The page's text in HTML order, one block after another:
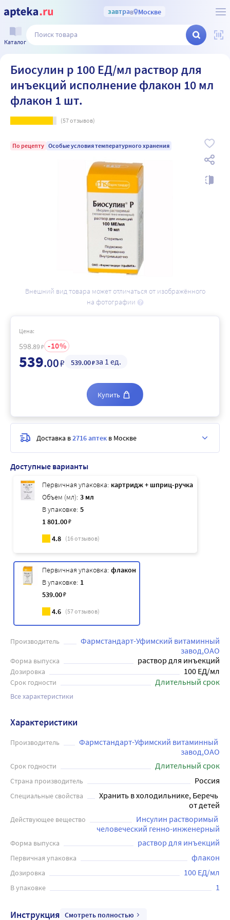
завтрав Москве
Каталог
Биосулин р 100 ЕД/мл раствор для
инъекций исполнение флакон 10 мл
флакон 1 шт.
(57отзывов)
По рецепту Особые условия температурного хранения
Внешний вид товара может отличаться от изображённого
на фотографии
Доступные варианты
Первичная упаковка: картридж + шприц-ручка
Объем (мл): 3 мл
В упаковке: 5
1 801.00₽
4.8 (16отзывов)
Первичная упаковка: флакон
В упаковке: 1
539.00₽
4.6 (57отзывов)
Производитель
Фармстандарт-Уфимский витаминный
завод,ОАО
Форма выпуска раствор для инъекций
Дозировка 100 ЕД/мл
Срок годности Длительный срок
Все характеристики
Цена:
598.89₽ 10
539.00₽ 539.00₽за 1 ед.
Купить
Доставка в2716 аптек в Москве
Характеристики
Производитель
Фармстандарт-Уфимский витаминный
завод,ОАО
Срок годности Длительный срок
Страна производитель Россия
Специальные свойства
Хранить в холодильнике, Беречь
от детей
Действующее вещество
Инсулин растворимый
человеческий генно-инженерный
Форма выпуска раствор для инъекций
Первичная упаковка флакон
Дозировка 100 ЕД/мл
В упаковке 1
Инструкция Смотреть полностью